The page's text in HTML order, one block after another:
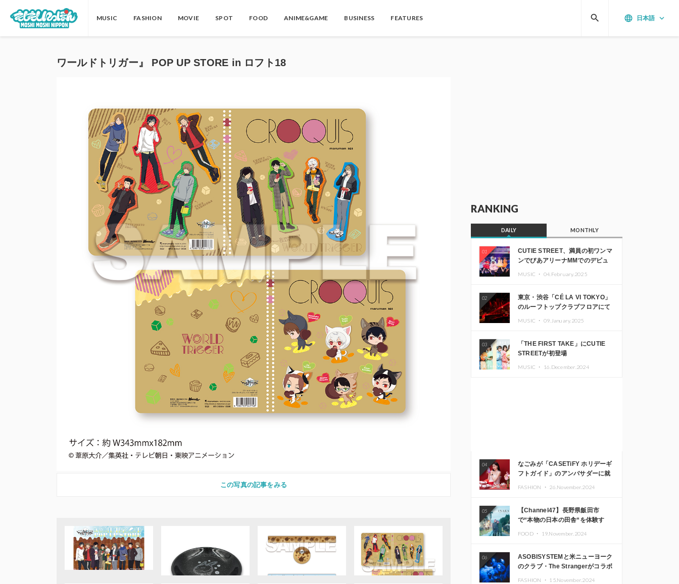
MUSIC FASHION MOVIE SPOT FOOD ANIME&GAME BUSINESS FEATURES language 日本語 keyboard_arrow_down
search
ワールドトリガー』 POP UP STORE in ロフト18
この写真の記事をみる
RANKING
DAILY MONTHLY
01
CUTIE STREET、満員の初ワンマ
ンでぴあアリーナMMでのデビュ
MUSIC ・ 04.February.2025
02
東京・渋谷「CÉ LA VI TOKYO」
のルーフトップクラブフロアにて
Kza（FORCE OF NATURE）ら日
本を代表するDJ・クリエイターが
出演
MUSIC ・ 09.January.2025
03
「THE FIRST TAKE」にCUTIE
STREETが初登場
MUSIC ・ 16.December.2024
04
なごみが「CASETiFY ホリデーギ
フトガイド」のアンバサダーに就
FASHION ・ 26.November.2024
05
【Channel47】長野県飯田市
で“本物の日本の田舎“を体験す
FOOD ・ 19.November.2024
06
ASOBISYSTEMと米ニューヨーク
のクラブ・The Strangerがコラボ
FASHION ・ 15.November.2024